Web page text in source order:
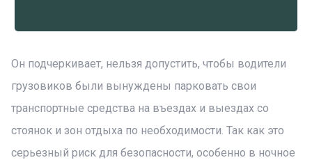
Он подчеркивает, нельзя допустить, чтобы водители
грузовиков были вынуждены парковать свои
транспортные средства на въездах и выездах со
стоянок и зон отдыха по необходимости. Так как это
серьезный риск для безопасности, особенно в ночное